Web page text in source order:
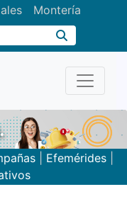
Montería
| Efemérides|